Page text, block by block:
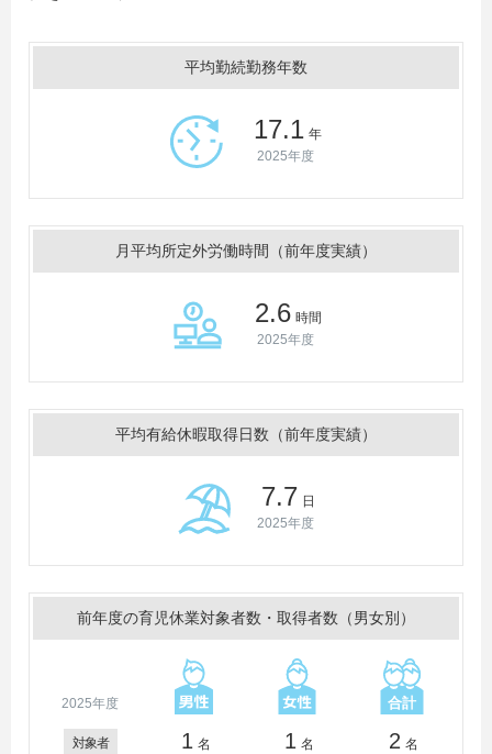
平均勤続勤務年数
17.1 年
2025年度
月平均所定外労働時間（前年度実績）
2.6 時間
2025年度
平均有給休暇取得日数（前年度実績）
7.7 日
2025年度
前年度の育児休業対象者数・取得者数（男女別）
2025年度
対象者 1 名 1 名 2 名